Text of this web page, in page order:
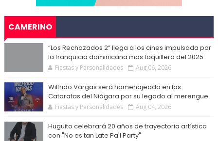
CAMERINO
“Los Rechazados 2” llega a los cines impulsada por
la franquicia dominicana más taquillera del 2025
Fiestas y Personalidades Aug 06, 2026
Wilfrido Vargas será homenajeado en las
Cataratas del Niágara por su legado al merengue
Fiestas y Personalidades Aug 04, 2026
Huguito celebrará 20 años de trayectoria artística
con "No es tan Late Pa'l Party"